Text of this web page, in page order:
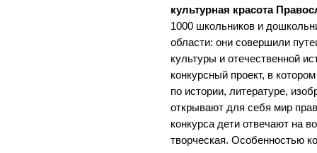
культурная красота
1000 школьников и
области: они совершили
культуры и отечественной
конкурсный проект, в
по истории, литературе,
открывают для себя мир
конкурса дети отвечают на
творческая. Особенностью